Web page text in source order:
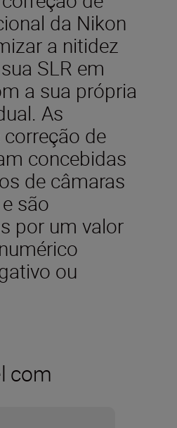
da Nikon
a nitidez
SLR em
a sua própria
As
de
concebidas
de câmaras
são
por um valor
ou
com